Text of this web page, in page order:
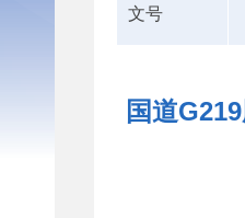
文号
国道